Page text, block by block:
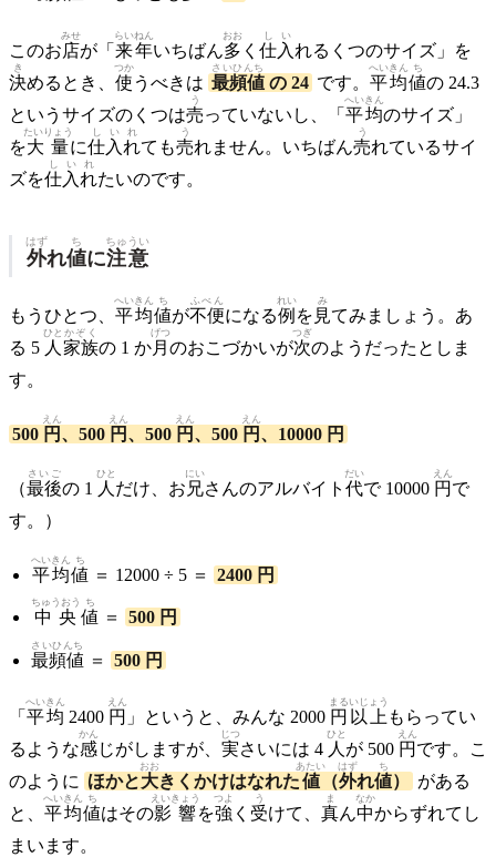
このお店
みせ
が「 来年
らいねん
いちばん多
おお
く 仕入
しい
れるくつのサイズ」を
決
き
めるとき、 使
つか
うべきは 最頻値
さいひんち
の 24 です。 平均
へいきん
値
ち
の 24.3
というサイズのくつは売
う
っていないし、「 平均
へいきん
のサイズ」
を大量
たいりょう
に仕入れ
しいれ
ても売
う
れません。いちばん売
う
れているサイ
ズを仕入れ
しいれ
たいのです。
外
はず
れ値
ち
に注意
ちゅうい
もうひとつ、 平均
へいきん
値
ち
が不便
ふべん
になる例
れい
を 見
み
てみましょう。あ
る 5 人
ひと
家族
かぞく
の 1 か月
げつ
のおこづかいが次
つぎ
のようだったとしま
す。
500 円
えん
、500 円
えん
、500 円
えん
、500 円
えん
、10000 円
（最後
さいご
の 1 人
ひと
だけ、お 兄
にい
さんのアルバイト 代
だい
で 10000 円
えん
で
す。）
平均
へいきん
値
ち
＝ 12000 ÷ 5 ＝ 2400 円
中央
ちゅうおう
値
ち
＝ 500 円
最頻値
さいひんち
＝ 500 円
「 平均
へいきん
2400 円
えん
」というと、みんな 2000 円
まる
以上
いじょう
もらってい
るような感
かん
じがしますが、 実
じつ
さいには 4 人
ひと
が 500 円
えん
です。こ
のように ほかと大
おお
きくかけはなれた値
あたい
（外
はず
れ値
ち
）
がある
と、 平均
へいきん
値
ち
はその影響
えいきょう
を強
つよ
く 受
う
けて、 真
ま
ん中
なか
からずれてし
まいます。